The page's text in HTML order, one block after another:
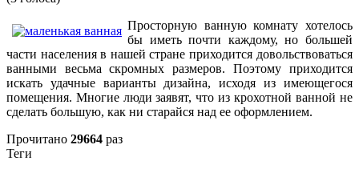
Просторную ванную комнату хотелось
бы иметь почти каждому, но большей
части населения в нашей стране приходится довольствоваться
ванными весьма скромных размеров. Поэтому приходится
искать удачные варианты дизайна, исходя из имеющегося
помещения. Многие люди заявят, что из крохотной ванной не
сделать большую, как ни старайся над ее оформлением.
Прочитано 29664 раз
Теги